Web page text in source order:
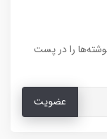
را در پست
عضویت